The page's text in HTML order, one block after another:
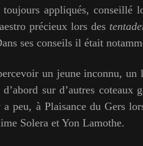
toujours appliqués, conseillé
précieux lors des
ses conseils il était
un jeune inconnu, un
sur d’autres coteaux
peu, à Plaisance du Gers
Solera et Yon Lamothe.